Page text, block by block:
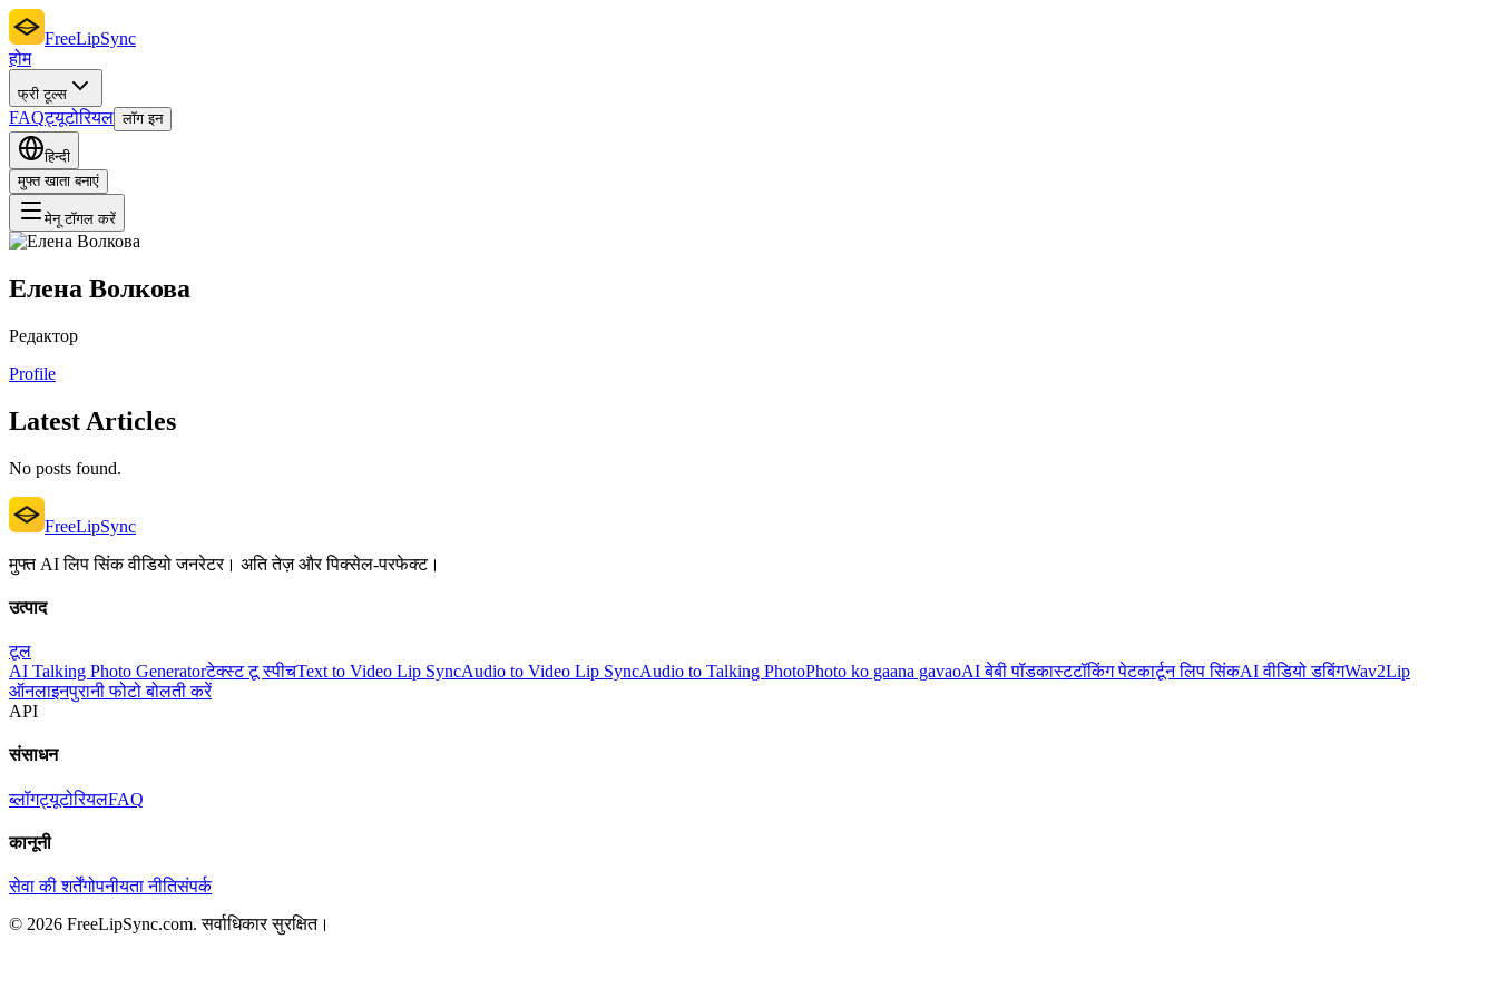
FreeLipSync
होम
फ्री टूल्स
FAQट्यूटोरियल लॉग इन
हिन्दी
मुफ्त खाता बनाएं
मेनू टॉगल करें
Елена Волкова
Редактор
Profile
Latest Articles
No posts found.
FreeLipSync
मुफ्त AI लिप सिंक वीडियो जनरेटर। अति तेज़ और पिक्सेल-परफेक्ट।
उत्पाद
टूल
AI Talking Photo Generatorटेक्स्ट टू स्पीचText to Video Lip SyncAudio to Video Lip SyncAudio to Talking PhotoPhoto ko gaana gavaoAI बेबी पॉडकास्टटॉकिंग पेटकार्टून लिप सिंकAI वीडियो डबिंगWav2Lip
ऑनलाइनपुरानी फोटो बोलती करें
API
संसाधन
ब्लॉगट्यूटोरियलFAQ
कानूनी
सेवा की शर्तेंगोपनीयता नीतिसंपर्क
© 2026 FreeLipSync.com. सर्वाधिकार सुरक्षित।